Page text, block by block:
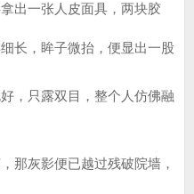
一张人皮面具，两块胶
长，眸子微抬，便显出一股
只露双目，整个人仿佛融
灰影便已越过残破院墙，